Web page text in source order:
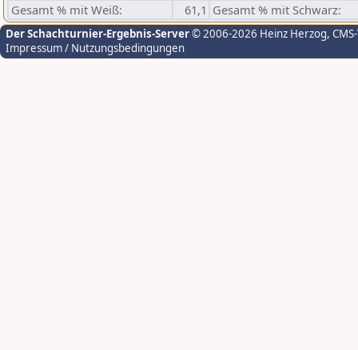
Gesamt % mit Weiß:
61,1 Gesamt % mit Schwarz:
Der Schachturnier-Ergebnis-Server© 2006-2026 Heinz Herzog,
Impressum / Nutzungsbedingungen